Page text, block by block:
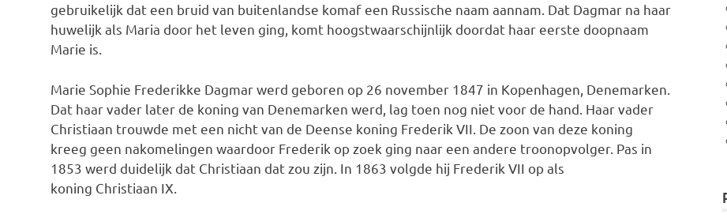
gebruikelijk dat een bruid van buitenlandse komaf een Russische naam aannam. Dat Dagmar na haar
huwelijk als Maria door het leven ging, komt hoogstwaarschijnlijk doordat haar eerste doopnaam
Marie is.
Marie Sophie Frederikke Dagmar werd geboren op 26 november 1847 in Kopenhagen, Denemarken.
Dat haar vader later de koning van Denemarken werd, lag toen nog niet voor de hand. Haar vader
Christiaan trouwde met een nicht van de Deense koning Frederik VII. De zoon van deze koning
kreeg geen nakomelingen waardoor Frederik op zoek ging naar een andere troonopvolger. Pas in
1853 werd duidelijk dat Christiaan dat zou zijn. In 1863 volgde hij Frederik VII op als
koning Christiaan IX.